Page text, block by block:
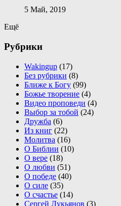
5 Май, 2019
Ещё
Рубрики
Wakingup (17)
Без рубрики (8)
Ближе к Богу (99)
Божье творение (4)
Видео проповеди (4)
Выбор за тобой (24)
Дружба (6)
Из книг (22)
Молитва (16)
О Библии (10)
О вере (18)
О любви (51)
О победе (40)
О силе (35)
О счастье (14)
Сергей Лукьянов (3)